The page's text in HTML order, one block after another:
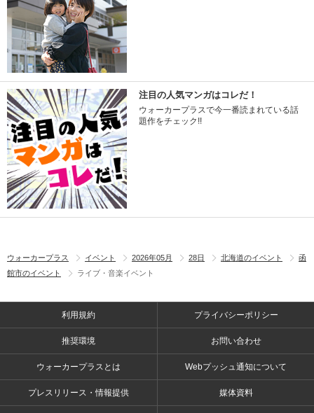
注目の人気マンガはコレだ！
ウォーカープラスで今一番読まれている話
題作をチェック!!
ウォーカープラス イベント 2026年05月 28日 北海道のイベント
函
館市のイベント
ライブ・音楽イベント
利用規約 プライバシーポリシー
推奨環境 お問い合わせ
ウォーカープラスとは Webプッシュ通知について
プレスリリース・情報提供 媒体資料